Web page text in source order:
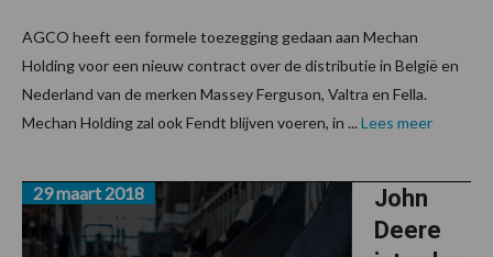
AGCO heeft een formele toezegging gedaan aan Mechan
Holding voor een nieuw contract over de distributie in België en
Nederland van de merken Massey Ferguson, Valtra en Fella.
Mechan Holding zal ook Fendt blijven voeren, in ... Lees meer
John
Deere
29 maart 2018